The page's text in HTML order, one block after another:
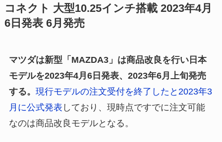
コネクト 大型10.25インチ搭載 2023年4月
6日発表 6月発売
マツダは新型「MAZDA3」は商品改良を行い日本
モデルを2023年4月6日発表、2023年6月上旬発売
する。 現行モデルの注文受付を終了したと2023年3
月に公式発表 しており、現時点ですでに注文可能
なのは商品改良モデルとなる。